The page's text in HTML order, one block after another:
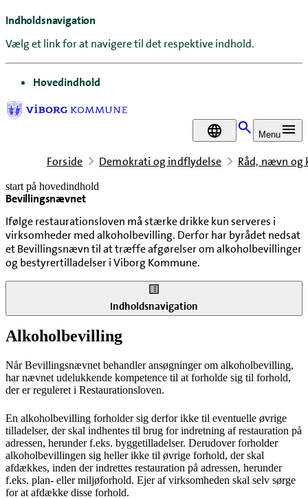
Indholdsnavigation
Vælg et link for at navigere til det respektive indhold.
gå til
Hovedindhold
DA Menu
Forside Demokrati og indflydelse Råd, nævn og
start på hovedindhold
Bevillingsnævnet
Ifølge restaurationsloven må stærke drikke kun serveres i
virksomheder med alkoholbevilling. Derfor har byrådet nedsat
et Bevillingsnævn til at træffe afgørelser om alkoholbevillinger
og bestyrertilladelser i Viborg Kommune.
senest opdateret 23. februar 2026
Indholdsnavigation
Alkoholbevilling
Når Bevillingsnævnet behandler ansøgninger om alkoholbevilling,
har nævnet udelukkende kompetence til at forholde sig til forhold,
der er reguleret i Restaurationsloven.
En alkoholbevilling forholder sig derfor ikke til eventuelle øvrige
tilladelser, der skal indhentes til brug for indretning af restauration på
adressen, herunder f.eks. byggetilladelser. Derudover forholder
alkoholbevillingen sig heller ikke til øvrige forhold, der skal
afdækkes, inden der indrettes restauration på adressen, herunder
f.eks. plan- eller miljøforhold. Ejer af virksomheden skal selv sørge
for at afdække disse forhold.